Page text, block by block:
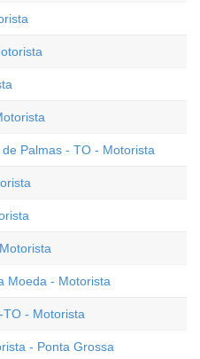
Palmas - TO - Motorista
Moeda - Motorista
TO - Motorista
- Ponta Grossa